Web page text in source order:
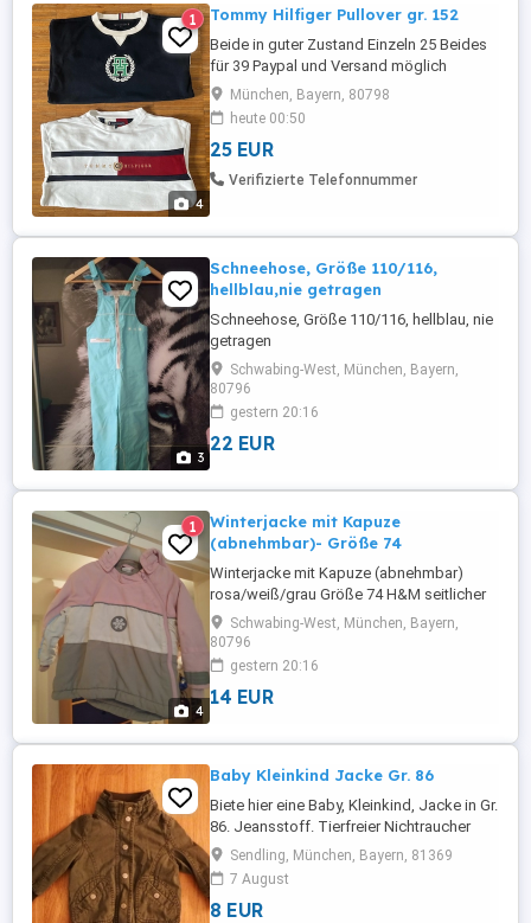
4
1 Tommy Hilfiger Pullover gr. 152
Beide in guter Zustand Einzeln 25 Beides
für 39 Paypal und Versand möglich
München, Bayern, 80798
heute 00:50
25 EUR
Verifizierte Telefonnummer
3
Schneehose, Größe 110/116,
hellblau,nie getragen
Schneehose, Größe 110/116, hellblau, nie
getragen
Schwabing-West, München, Bayern,
80796
gestern 20:16
22 EUR
4
1
Winterjacke mit Kapuze
(abnehmbar)- Größe 74
Winterjacke mit Kapuze (abnehmbar)
rosa/weiß/grau Größe 74 H&M seitlicher
Reißverschluss
Schwabing-West, München, Bayern,
80796
gestern 20:16
14 EUR
Baby Kleinkind Jacke Gr. 86
Biete hier eine Baby, Kleinkind, Jacke in Gr.
86. Jeansstoff. Tierfreier Nichtraucher
Haushalt
Sendling, München, Bayern, 81369
7 August
8 EUR